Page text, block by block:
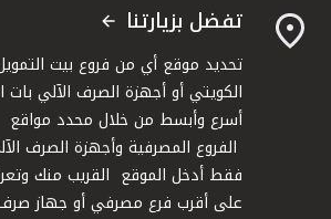
تفضل بزيارتنا
تحديد موقع أي من فروع بيت
الكويتي أو أجهزة الصرف الآلي بات
أسرع وأبسط من خلال محدد مواقع
الفروع المصرفية وأجهزة الصرف
فقط أدخل الموقع القريب منك
على أقرب فرع مصرفي أو جهاز